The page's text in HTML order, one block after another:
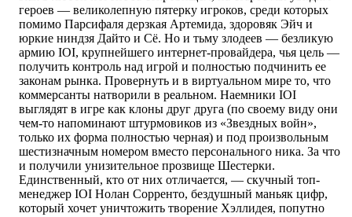
героев — великолепную пятерку игроков, среди которых
помимо Парсифаля дерзкая Артемида, здоровяк Эйч и
юркие ниндзя Дайто и Сё. Но и тьму злодеев — безликую
армию IOI, крупнейшего интернет-провайдера, чья цель —
получить контроль над игрой и полностью подчинить ее
законам рынка. Провернуть и в виртуальном мире то, что
коммерсанты натворили в реальном. Наемники IOI
выглядят в игре как клоны друг друга (по своему виду они
чем-то напоминают штурмовиков из «Звездных войн»,
только их форма полностью черная) и под произвольным
шестизначным номером вместо персонального ника. За что
и получили унизительное прозвище Шестерки.
Единственный, кто от них отличается, — скучный топ-
менеджер IOI Нолан Сорренто, бездушный маньяк цифр,
который хочет уничтожить творение Хэллидея, попутно